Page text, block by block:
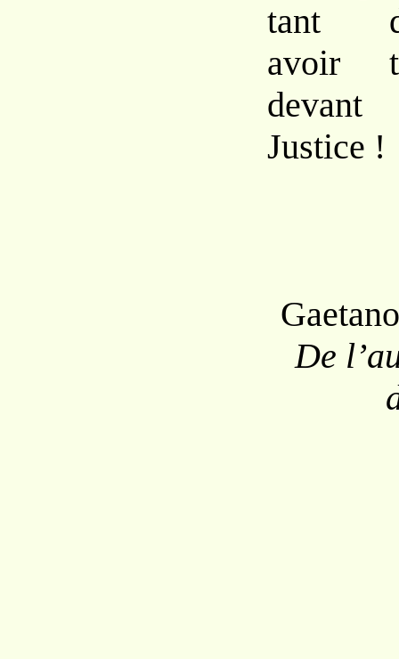
tant
avoir
Justice !
De